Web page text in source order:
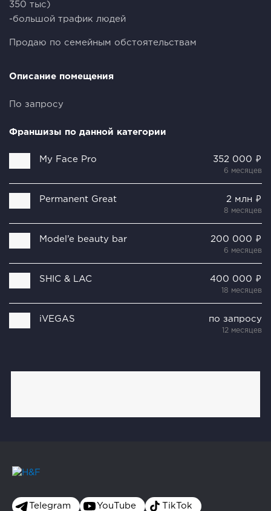
350 тыс)
-большой трафик людей
Продаю по семейным обстоятельствам
Описание помещения
По запросу
Франшизы по данной категории
My Face Pro 352 000 ₽
6 месяцев
Permanent Great 2 млн ₽
8 месяцев
Model’e beauty bar 200 000 ₽
6 месяцев
SHIC & LAC 400 000 ₽
18 месяцев
iVEGAS по запросу
12 месяцев
Telegram YouTube TikTok